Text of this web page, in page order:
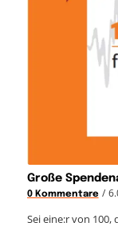
Große
0 Kommentare /
Sei eine:r von